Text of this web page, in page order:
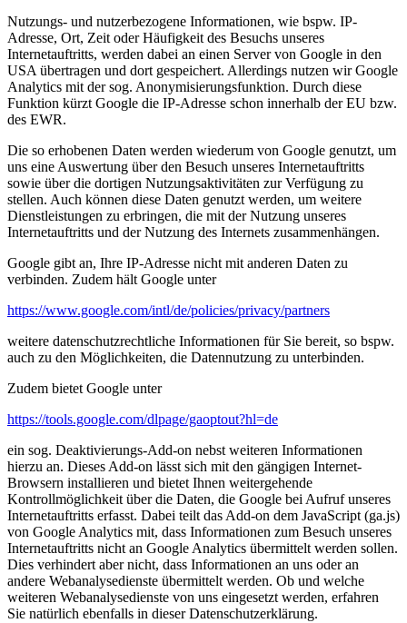
Nutzungs- und nutzerbezogene Informationen, wie bspw. IP-
Adresse, Ort, Zeit oder Häufigkeit des Besuchs unseres
Internetauftritts, werden dabei an einen Server von Google in den
USA übertragen und dort gespeichert. Allerdings nutzen wir Google
Analytics mit der sog. Anonymisierungsfunktion. Durch diese
Funktion kürzt Google die IP-Adresse schon innerhalb der EU bzw.
des EWR.
Die so erhobenen Daten werden wiederum von Google genutzt, um
uns eine Auswertung über den Besuch unseres Internetauftritts
sowie über die dortigen Nutzungsaktivitäten zur Verfügung zu
stellen. Auch können diese Daten genutzt werden, um weitere
Dienstleistungen zu erbringen, die mit der Nutzung unseres
Internetauftritts und der Nutzung des Internets zusammenhängen.
Google gibt an, Ihre IP-Adresse nicht mit anderen Daten zu
verbinden. Zudem hält Google unter
https://www.google.com/intl/de/policies/privacy/partners
weitere datenschutzrechtliche Informationen für Sie bereit, so bspw.
auch zu den Möglichkeiten, die Datennutzung zu unterbinden.
Zudem bietet Google unter
https://tools.google.com/dlpage/gaoptout?hl=de
ein sog. Deaktivierungs-Add-on nebst weiteren Informationen
hierzu an. Dieses Add-on lässt sich mit den gängigen Internet-
Browsern installieren und bietet Ihnen weitergehende
Kontrollmöglichkeit über die Daten, die Google bei Aufruf unseres
Internetauftritts erfasst. Dabei teilt das Add-on dem JavaScript (ga.js)
von Google Analytics mit, dass Informationen zum Besuch unseres
Internetauftritts nicht an Google Analytics übermittelt werden sollen.
Dies verhindert aber nicht, dass Informationen an uns oder an
andere Webanalysedienste übermittelt werden. Ob und welche
weiteren Webanalysedienste von uns eingesetzt werden, erfahren
Sie natürlich ebenfalls in dieser Datenschutzerklärung.